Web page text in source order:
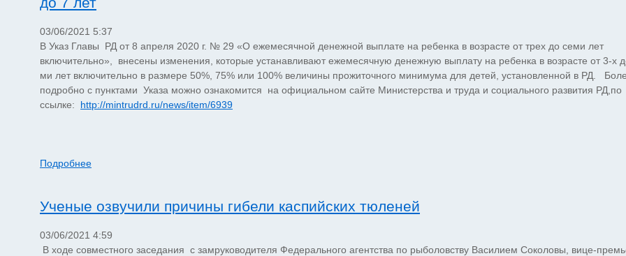
03/06/2021 5:37
В Указ Главы РД от 8 апреля 2020 г. № 29 «О ежемесячной денежной выплате на ребенка в возрасте от трех до семи лет
включительно», внесены изменения, которые устанавливают ежемесячную денежную выплату на ребенка в возрасте от 3-х
ми лет включительно в размере 50%, 75% или 100% величины прожиточного минимума для детей, установленной в РД.
подробно с пунктами Указа можно ознакомится на официальном сайте Министерства и труда и социального развития РД,по
ссылке: http://mintrudrd.ru/news/item/6939
Подробнее
Ученые озвучили причины гибели каспийских тюленей
03/06/2021 4:59
В ходе совместного заседания с замруководителя Федерального агентства по рыболовству Василием Соколовы, вице-